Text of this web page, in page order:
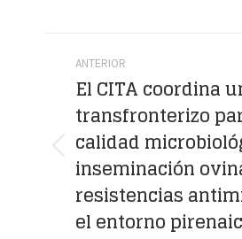
Navegación
entre
ANTERIOR
anterior:
El CITA coordina
transfronterizo
calidad
inseminación
resistencias
el entorno